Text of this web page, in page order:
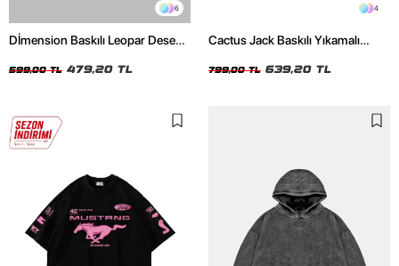
6
Dİmension Baskılı Leopar Desenli
Tshirt
599,00 TL 479,20 TL
4
Cactus Jack Baskılı Yıkamalı
799,00 TL 639,20 TL